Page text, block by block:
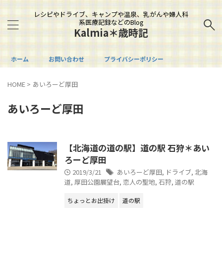
レシピやドライブ、キャンプや温泉、乳がんや婦人科
系医療記録などのBlog
Kalmia＊歳時記
ホーム お問い合わせ プライバシーポリシー
HOME > あいろーど厚田
あいろーど厚田
【北海道の道の駅】道の駅 石狩＊あい
ろーど厚田
2019/3/21 あいろーど厚田, ドライブ, 北海
道, 厚田公園展望台, 恋人の聖地, 石狩, 道の駅
ちょっとお出掛け 道の駅